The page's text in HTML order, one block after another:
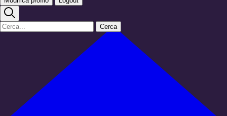
Cerca